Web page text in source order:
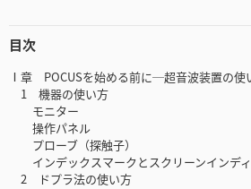
目次
Ⅰ章 POCUSを始める前に─超音波装置の使
1 機器の使い方
モニター
操作パネル
プローブ（探触子）
インデックスマークとスクリーンインデ
2 ドプラ法の使い方